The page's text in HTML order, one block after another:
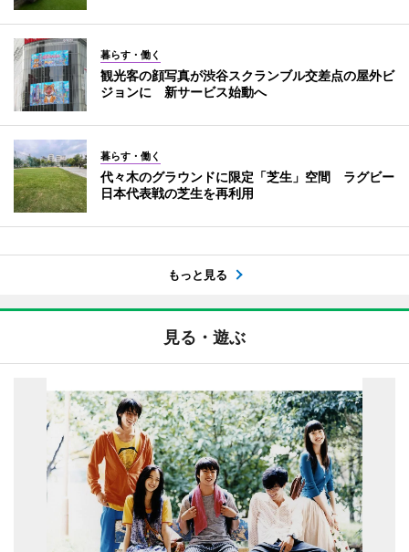
暮らす・働く
観光客の顔写真が渋谷スクランブル交差点の屋外ビ
ジョンに 新サービス始動へ
暮らす・働く
代々木のグラウンドに限定「芝生」空間 ラグビー
日本代表戦の芝生を再利用
もっと見る
見る・遊ぶ